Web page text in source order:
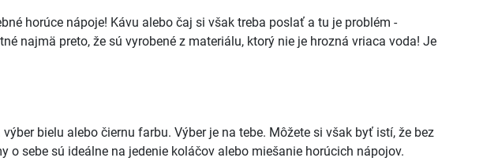
horúce nápoje! Kávu alebo čaj si však treba poslať a tu je problém -
najmä preto, že sú vyrobené z materiálu, ktorý nie je hrozná vriaca voda! Je
bielu alebo čiernu farbu. Výber je na tebe. Môžete si však byť istí, že bez
sebe sú ideálne na jedenie koláčov alebo miešanie horúcich nápojov.